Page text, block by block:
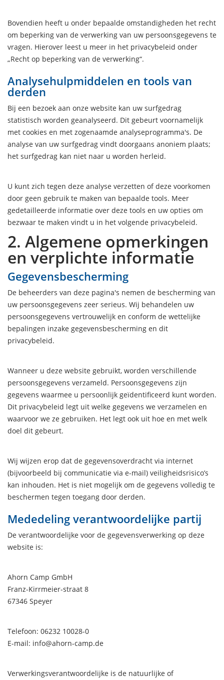
Bovendien heeft u onder bepaalde omstandigheden het recht
om beperking van de verwerking van uw persoonsgegevens te
vragen. Hierover leest u meer in het privacybeleid onder
„Recht op beperking van de verwerking“.
Analysehulpmiddelen en tools van
derden
Bij een bezoek aan onze website kan uw surfgedrag
statistisch worden geanalyseerd. Dit gebeurt voornamelijk
met cookies en met zogenaamde analyseprogramma's. De
analyse van uw surfgedrag vindt doorgaans anoniem plaats;
het surfgedrag kan niet naar u worden herleid.
U kunt zich tegen deze analyse verzetten of deze voorkomen
door geen gebruik te maken van bepaalde tools. Meer
gedetailleerde informatie over deze tools en uw opties om
bezwaar te maken vindt u in het volgende privacybeleid.
2. Algemene opmerkingen
en verplichte informatie
Gegevensbescherming
De beheerders van deze pagina's nemen de bescherming van
uw persoonsgegevens zeer serieus. Wij behandelen uw
persoonsgegevens vertrouwelijk en conform de wettelijke
bepalingen inzake gegevensbescherming en dit
privacybeleid.
Wanneer u deze website gebruikt, worden verschillende
persoonsgegevens verzameld. Persoonsgegevens zijn
gegevens waarmee u persoonlijk geïdentificeerd kunt worden.
Dit privacybeleid legt uit welke gegevens we verzamelen en
waarvoor we ze gebruiken. Het legt ook uit hoe en met welk
doel dit gebeurt.
Wij wijzen erop dat de gegevensoverdracht via internet
(bijvoorbeeld bij communicatie via e-mail) veiligheidsrisico’s
kan inhouden. Het is niet mogelijk om de gegevens volledig te
beschermen tegen toegang door derden.
Mededeling verantwoordelijke partij
De verantwoordelijke voor de gegevensverwerking op deze
website is:
Ahorn Camp GmbH
Franz-Kirrmeier-straat 8
67346 Speyer
Telefoon: 06232 10028-0
E-mail: info@ahorn-camp.de
Verwerkingsverantwoordelijke is de natuurlijke of